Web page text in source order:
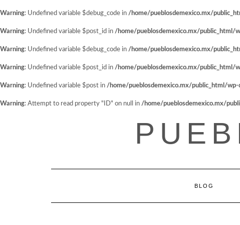
Warning: Undefined variable $debug_code in /home/pueblosdemexico.mx/
Warning: Undefined variable $post_id in /home/pueblosdemexico.mx/public_html/
Warning: Undefined variable $debug_code in /home/pueblosdemexico.mx/
Warning: Undefined variable $post_id in /home/pueblosdemexico.mx/public_html/
Warning: Undefined variable $post in /home/pueblosdemexico.mx/public_html/
Warning: Attempt to read property "ID" on null in /home/pueblosdemexico.mx/
BLOG